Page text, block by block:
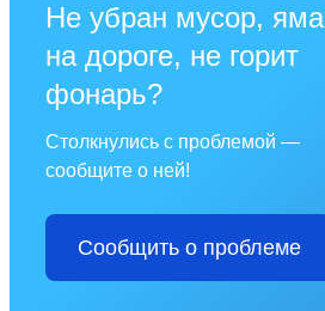
Не убран мусор, яма
на дороге, не горит
фонарь?
Столкнулись с проблемой —
сообщите о ней!
Сообщить о проблеме